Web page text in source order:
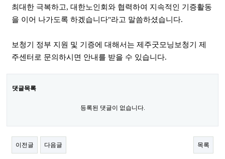
최대한 극복하고, 대한노인회와 협력하여 지속적인 기증활동
을 이어 나가도록 하겠습니다"라고 말씀하셨습니다.
보청기 정부 지원 및 기증에 대해서는 제주굿모닝보청기 제
주센터로 문의하시면 안내를 받을 수 있습니다.
댓글목록
등록된 댓글이 없습니다.
이전글 다음글 목록